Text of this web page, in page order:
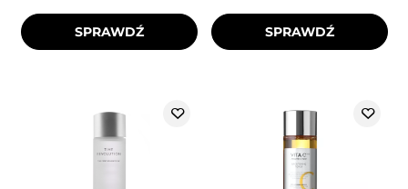
SPRAWDŹ SPRAWDŹ